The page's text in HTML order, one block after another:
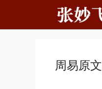
内
周易原文